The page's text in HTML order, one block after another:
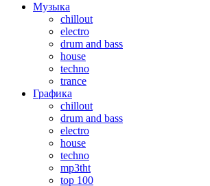
Музыка
chillout
electro
drum and bass
house
techno
trance
Графика
chillout
drum and bass
electro
house
techno
mp3tht
top 100